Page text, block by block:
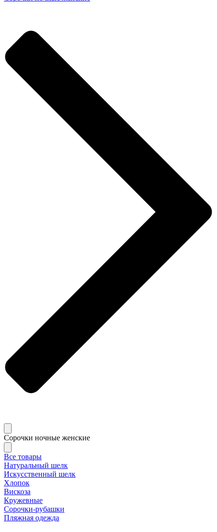
Сорочки ночные женские
Все товары
Натуральный шелк
Искусственный шелк
Хлопок
Вискоза
Кружевные
Сорочки-рубашки
Пляжная одежда